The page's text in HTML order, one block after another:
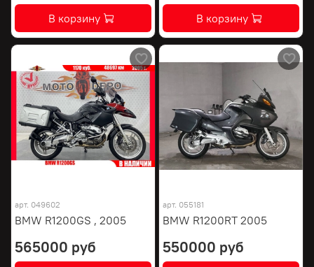
В корзину В корзину
арт. 049602
BMW R1200GS , 2005
565000 руб
арт. 055181
BMW R1200RT 2005
550000 руб